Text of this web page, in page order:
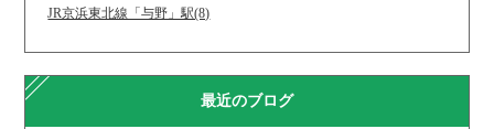
JR京浜東北線「与野」駅(8)
最近のブログ